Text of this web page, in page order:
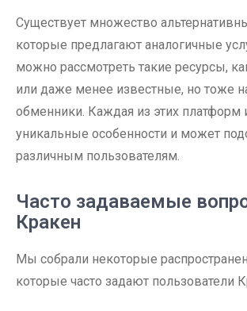
Существует множество
которые предлагают аналогичные
можно рассмотреть такие ресурсы,
или даже менее известные, но тоже
обменники. Каждая из этих платформ
уникальные особенности и может
различным пользователям.
Часто задаваемые
Кракен
Мы собрали некоторые
которые часто задают пользователи